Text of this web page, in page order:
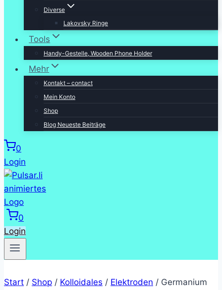
Diverse
Lakovsky Ringe
Tools
Handy-Gestelle, Wooden Phone Holder
Mehr
Kontakt – contact
Mein Konto
Shop
Blog Neueste Beiträge
0
Login
0
Login
Start / Shop / Kolloidales / Elektroden / Germanium